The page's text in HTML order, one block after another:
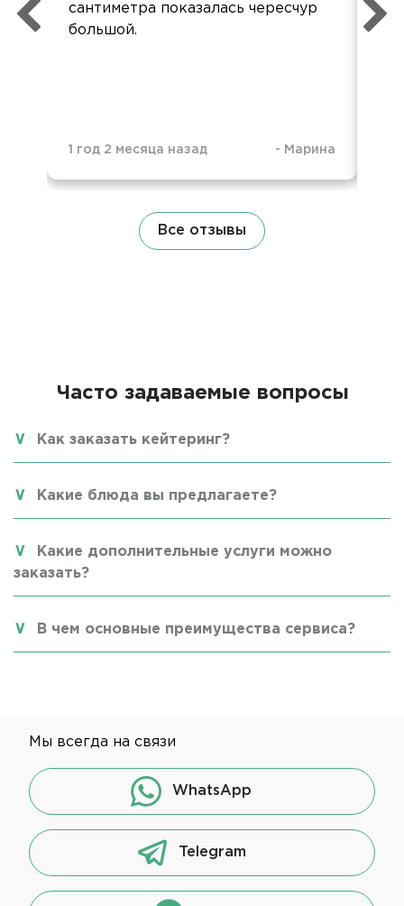
сантиметра показалась чересчур
большой.
1 год 2 месяца назад - Марина
Все отзывы
Часто задаваемые вопросы
Как заказать кейтеринг?
Какие блюда вы предлагаете?
Какие дополнительные услуги можно
заказать?
В чем основные преимущества сервиса?
Мы всегда на связи
WhatsApp
Telegram